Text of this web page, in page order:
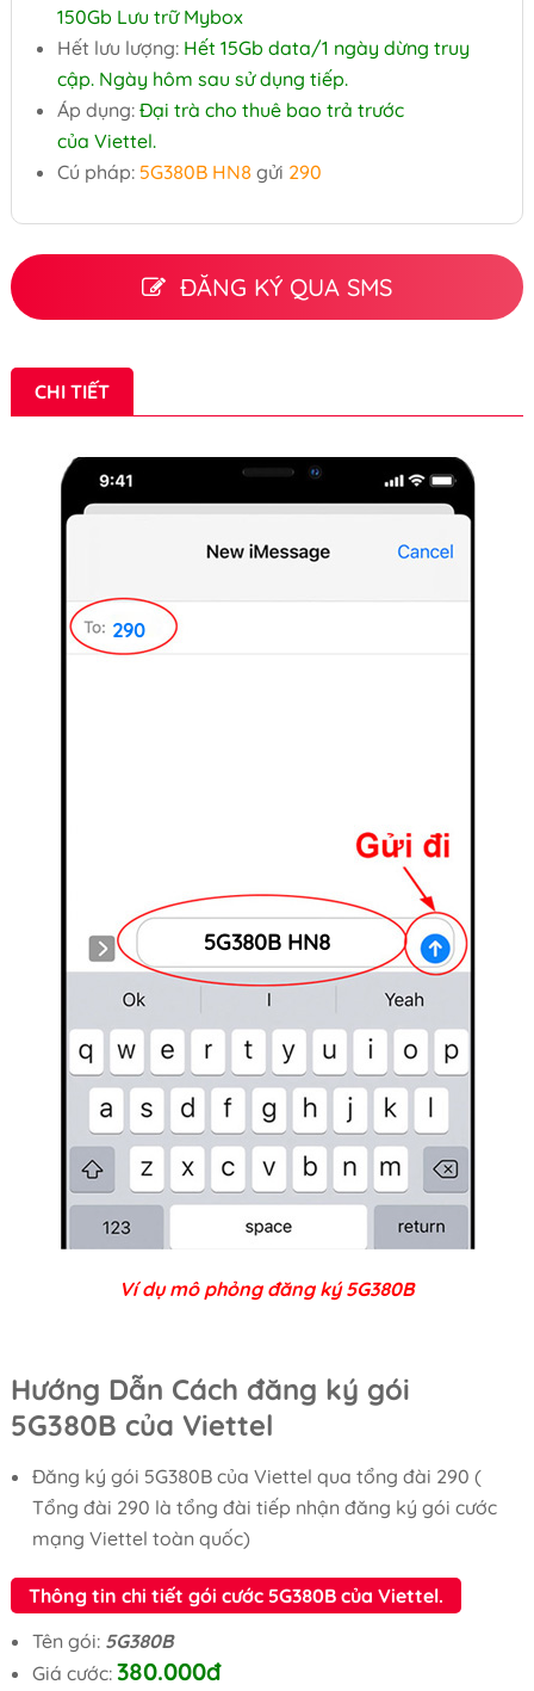
150Gb Lưu trữ Mybox
Hết lưu lượng:Hết 15Gb data/1 ngày dừng truy
cập. Ngày hôm sau sử dụng tiếp.
Áp dụng: Đại trà cho thuê bao trả trước
của Viettel.
Cú pháp: 5G380B HN8 gửi 290
ĐĂNG KÝ QUA SMS
CHI TIẾT
290
5G380B HN8
Ví dụ mô phỏng đăng ký 5G380B
Hướng Dẫn Cách đăng ký gói
5G380B của Viettel
Đăng ký gói 5G380B của Viettel qua tổng đài 290 (
Tổng đài 290 là tổng đài tiếp nhận đăng ký gói cước
mạng Viettel toàn quốc)
Thông tin chi tiết gói cước 5G380B của Viettel.
Tên gói: 5G380B
Giá cước: 380.000đ